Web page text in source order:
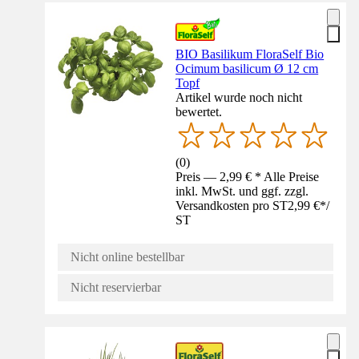
BIO Basilikum FloraSelf Bio
Ocimum basilicum Ø 12 cm
Topf
Artikel wurde noch nicht
bewertet.
(0)
Preis — 2,99 € * Alle Preise
inkl. MwSt. und ggf. zzgl.
Versandkosten pro ST2,99 €*/
ST
Nicht online bestellbar
Nicht reservierbar